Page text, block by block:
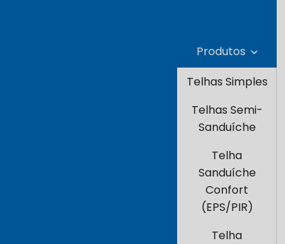
Produtos
Telhas Simples
Telhas Semi-
Sanduíche
Telha
Sanduíche
Confort
(EPS/PIR)
Telha